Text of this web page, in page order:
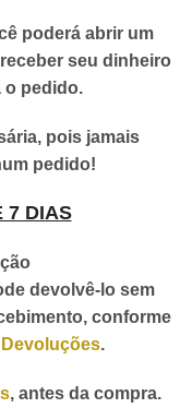
poderá abrir um
seu dinheiro
o pedido.
pois jamais
pedido!
7 DIAS
devolvê-lo sem
conforme
.
, antes da compra.